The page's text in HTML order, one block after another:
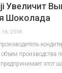
Увеличит
Шоколада
2018
производства
этот